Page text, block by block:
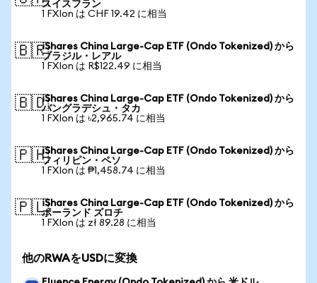
スイスフラン
1 FXIon は CHF 19.42 に相当
🇧🇷iShares China Large-Cap ETF (Ondo Tokenized) から
ブラジル・レアル
1 FXIon は R$122.49 に相当
🇧🇩iShares China Large-Cap ETF (Ondo Tokenized) から
バングラデシュ・タカ
1 FXIon は ৳2,965.74 に相当
🇵🇭iShares China Large-Cap ETF (Ondo Tokenized) から
フィリピン・ペソ
1 FXIon は ₱1,458.74 に相当
🇵🇱iShares China Large-Cap ETF (Ondo Tokenized) から
ポーランド ズロチ
1 FXIon は zł 89.28 に相当
他のRWAをUSDに変換